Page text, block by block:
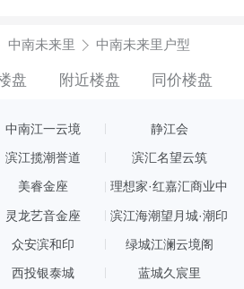
中南未来里 中南未来里户型
盘 附近楼盘 同价楼盘
中南江一云境 静江会
滨江揽潮誉道 滨汇名望云筑
美睿金座
理想家·红嘉汇商业中
灵龙艺音金座 滨江海潮望月城·潮印
众安滨和印 绿城江澜云境阁
西投银泰城 蓝城久宸里